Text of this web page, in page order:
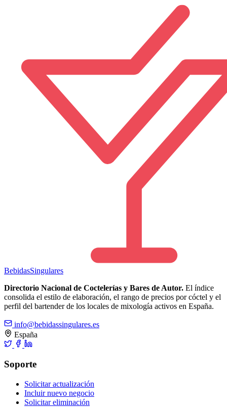
BebidasSingulares
Directorio Nacional de Coctelerías y Bares de Autor. El índice
consolida el estilo de elaboración, el rango de precios por cóctel y el
perfil del bartender de los locales de mixología activos en España.
info@bebidassingulares.es
España
Soporte
Solicitar actualización
Incluir nuevo negocio
Solicitar eliminación